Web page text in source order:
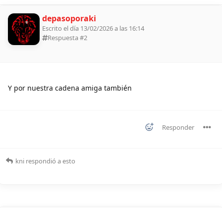
depasoporaki
Escrito el día 13/02/2026 a las 16:14
Respuesta #2
Y por nuestra cadena amiga también
Responder
kni respondió a esto